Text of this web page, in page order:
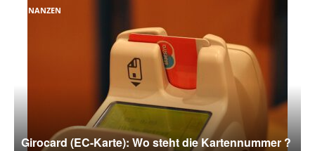
FINANZEN
Girocard (EC-Karte): Wo steht die Kartennummer ?